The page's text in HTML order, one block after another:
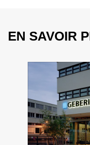
EN SAVOIR